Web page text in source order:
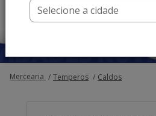
Mercearia Temperos Caldos